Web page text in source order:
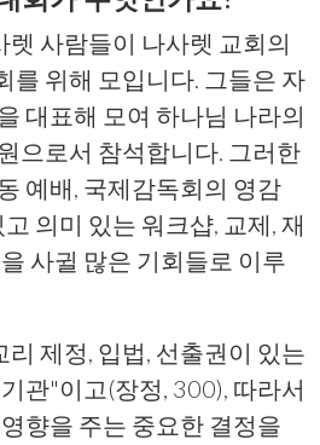
사람들이 나사렛 교회의
를 위해 모입니다. 그들은 자
대표해 모여 하나님 나라의
으로서 참석합니다. 그러한
예배, 국제감독회의 영감
의미 있는 워크샵, 교제, 재
사귈 많은 기회들로 이루
제정, 입법, 선출권이 있는
관"이고(장정, 300), 따라서
향을 주는 중요한 결정을